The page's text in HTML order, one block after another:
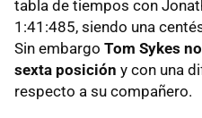
tabla de tiempos con
1:41:485, siendo una
Sin embargo Tom Sykes
sexta posición y con una
respecto a su compañero.